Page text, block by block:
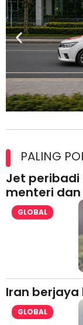
lesen separuh
PALING
Jet
menteri
GLOBAL
Iran berjaya
GLOBAL